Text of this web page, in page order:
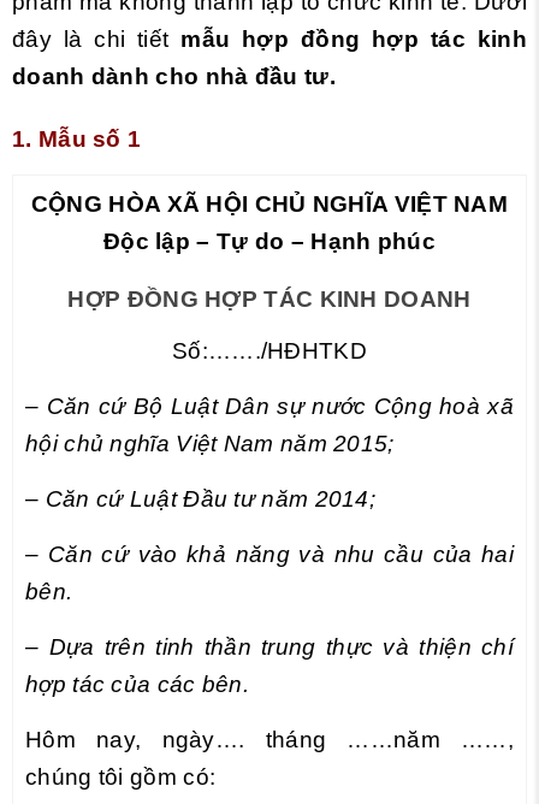
đây là chi tiết mẫu hợp đồng hợp tác kinh
doanh dành cho nhà đầu tư.
1. Mẫu số 1
CỘNG HÒA XÃ HỘI CHỦ NGHĨA VIỆT NAM
Độc lập – Tự do – Hạnh phúc
HỢP ĐỒNG HỢP TÁC KINH DOANH
Số:……./HĐHTKD
– Căn cứ Bộ Luật Dân sự nước Cộng hoà xã
hội chủ nghĩa Việt Nam năm 2015;
– Căn cứ Luật Đầu tư năm 2014;
– Căn cứ vào khả năng và nhu cầu của hai
bên.
– Dựa trên tinh thần trung thực và thiện chí
hợp tác của các bên.
Hôm nay, ngày…. tháng ……năm ……,
chúng tôi gồm có: